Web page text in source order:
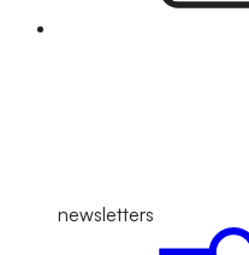
newsletters